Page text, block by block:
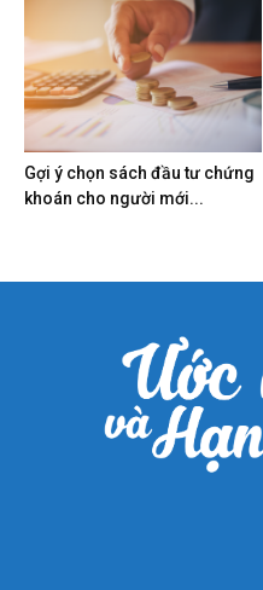
Gợi ý chọn sách đầu tư chứng
khoán cho người mới...